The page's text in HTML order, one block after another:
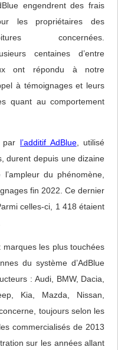
engendrent des frais
les propriétaires des
concernées.
centaines d’entre
ont répondu à notre
à témoignages et leurs
quant au comportement
par l’additif AdBlue, utilisé
durent depuis une dizaine
du phénomène,
fin 2022. Ce dernier
celles-ci, 1 418 étaient
les plus touchées
du système d’AdBlue
: Audi, BMW, Dacia,
Kia, Mazda, Nissan,
toujours selon les
commercialisés de 2013
sur les années allant